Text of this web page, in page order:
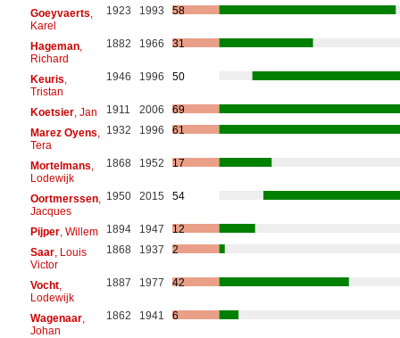
Goeyvaerts
Karel
1923 1993 58
Hageman,
Richard
1882 1966 31
Keuris
Tristan
1946 1996 50
Koetsier, Jan 1911 2006
69
Marez Oyens
Tera
1932 1996 61
Mortelmans
Lodewijk
1868 1952 17
Oortmerssen,
Jacques
1950 2015 54
Pijper, Willem 1894 1947
12
Saar, Louis
Victor
1868 1937 2
Vocht,
Lodewijk
1887 1977 42
Wagenaar,
Johan
1862 1941 6